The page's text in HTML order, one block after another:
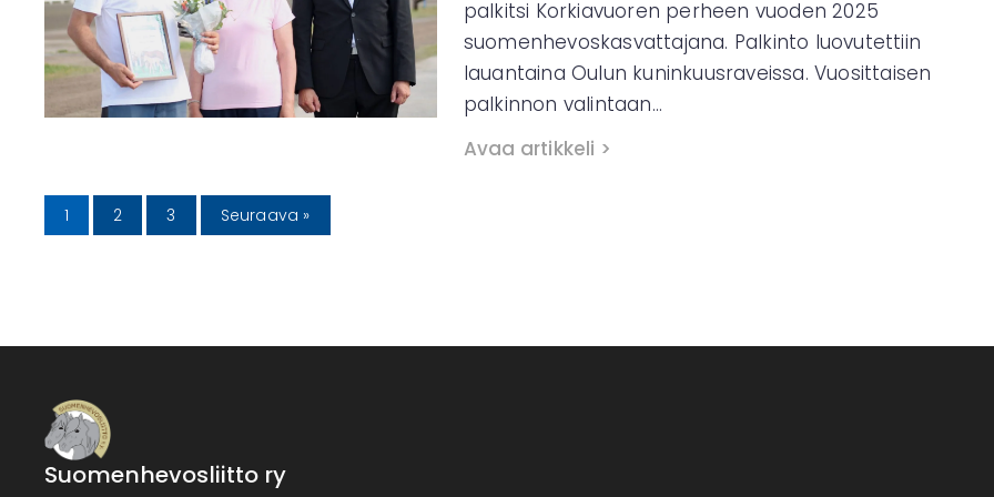
palkitsi Korkiavuoren perheen vuoden 2025
suomenhevoskasvattajana. Palkinto luovutettiin
lauantaina Oulun kuninkuusraveissa. Vuosittaisen
palkinnon valintaan…
Avaa artikkeli >
1 2 3 Seuraava »
Suomenhevosliitto ry